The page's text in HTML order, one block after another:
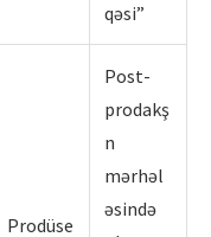
qəsi”
Prodüse
Post-
prodakş
n
mərhəl
əsində